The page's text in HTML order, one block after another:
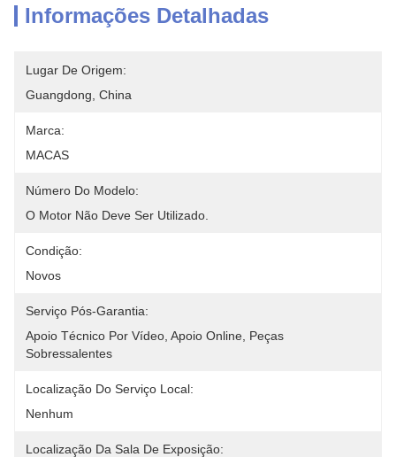
Informações Detalhadas
Lugar De Origem:
Guangdong, China
Marca:
MACAS
Número Do Modelo:
O Motor Não Deve Ser Utilizado.
Condição:
Novos
Serviço Pós-Garantia:
Apoio Técnico Por Vídeo, Apoio Online, Peças
Sobressalentes
Localização Do Serviço Local:
Nenhum
Localização Da Sala De Exposição: